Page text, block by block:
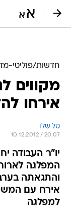
חדשות/פוליטי-
מקווים
אירחו
טל שלו
10.12.2012 / 20:07
יו"ר העבודה
המפלגה
והתגאתה
אירח עם
למפלגה